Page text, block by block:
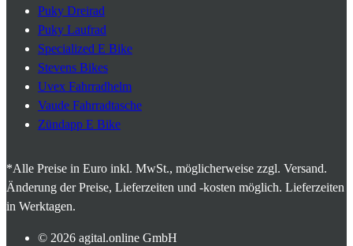
Puky Dreirad
Puky Laufrad
Specialized E Bike
Stevens Bikes
Uvex Fahrradhelm
Vaude Fahrradtasche
Zündapp E Bike
*Alle Preise in Euro inkl. MwSt., möglicherweise zzgl. Versand.
Änderung der Preise, Lieferzeiten und -kosten möglich. Lieferzeiten
in Werktagen.
© 2026 agital.online GmbH